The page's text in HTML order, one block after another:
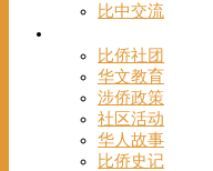
比中交流
比侨社团
华文教育
涉侨政策
社区活动
华人故事
比侨史记